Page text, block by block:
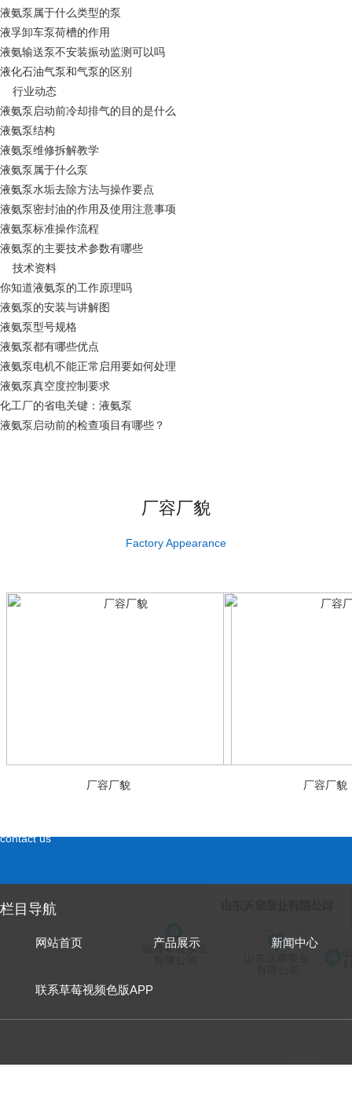
液氨泵属于什么类型的泵
液孚卸车泵荷槽的作用
液氨输送泵不安装振动监测可以吗
液化石油气泵和气泵的区别
行业动态
液氨泵启动前冷却排气的目的是什么
液氨泵结构
液氨泵维修拆解教学
液氨泵属于什么泵
液氨泵水垢去除方法与操作要点
液氨泵密封油的作用及使用注意事项
液氨泵标准操作流程
液氨泵的主要技术参数有哪些
技术资料
你知道液氨泵的工作原理吗
液氨泵的安装与讲解图
液氨泵型号规格
液氨泵都有哪些优点
液氨泵电机不能正常启用要如何处理
液氨泵真空度控制要求
化工厂的省电关键：液氨泵
液氨泵启动前的检查项目有哪些？
厂容厂貌
Factory Appearance
厂容厂貌 厂容厂貌
contact us
栏目导航
网站首页 产品展示 新闻中心
联系草莓视频色版APP